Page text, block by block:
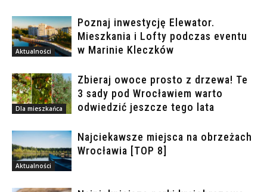
Aktualności
Poznaj inwestycję Elewator.
Mieszkania i Lofty podczas eventu
w Marinie Kleczków
Dla mieszkańca
Zbieraj owoce prosto z drzewa! Te
3 sady pod Wrocławiem warto
odwiedzić jeszcze tego lata
Aktualności
Najciekawsze miejsca na obrzeżach
Wrocławia [TOP 8]